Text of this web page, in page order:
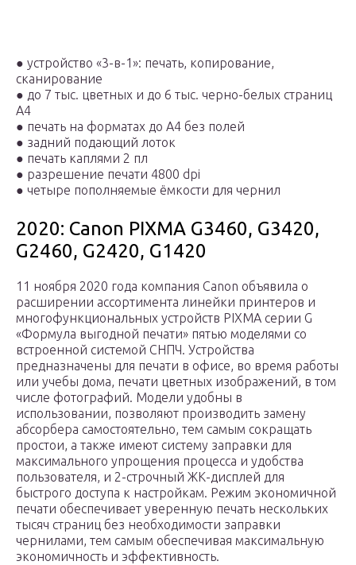
● устройство «3-в-1»: печать, копирование,
сканирование
● до 7 тыс. цветных и до 6 тыс. черно-белых страниц
А4
● печать на форматах до А4 без полей
● задний подающий лоток
● печать каплями 2 пл
● разрешение печати 4800 dpi
● четыре пополняемые ёмкости для чернил
2020: Canon PIXMA G3460, G3420,
G2460, G2420, G1420
11 ноября 2020 года компания Canon объявила о
расширении ассортимента линейки принтеров и
многофункциональных устройств PIXMA серии G
«Формула выгодной печати» пятью моделями со
встроенной системой СНПЧ. Устройства
предназначены для печати в офисе, во время работы
или учебы дома, печати цветных изображений, в том
числе фотографий. Модели удобны в
использовании, позволяют производить замену
абсорбера самостоятельно, тем самым сокращать
простои, а также имеют систему заправки для
максимального упрощения процесса и удобства
пользователя, и 2-строчный ЖК-дисплей для
быстрого доступа к настройкам. Режим экономичной
печати обеспечивает уверенную печать нескольких
тысяч страниц без необходимости заправки
чернилами, тем самым обеспечивая максимальную
экономичность и эффективность.